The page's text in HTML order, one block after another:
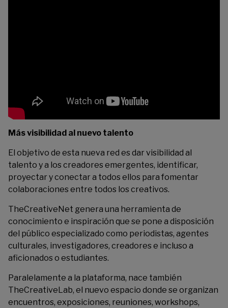
Más visibilidad al nuevo talento
El objetivo de esta nueva red es dar visibilidad al
talento y a los creadores emergentes, identificar,
proyectar y conectar a todos ellos para fomentar
colaboraciones entre todos los creativos.
TheCreativeNet genera una herramienta de
conocimiento e inspiración que se pone a disposición
del público especializado como periodistas, agentes
culturales, investigadores, creadores e incluso a
aficionados o estudiantes.
Paralelamente a la plataforma, nace también
TheCreativeLab, el nuevo espacio donde se organizan
encuentros, exposiciones, reuniones, workshops,